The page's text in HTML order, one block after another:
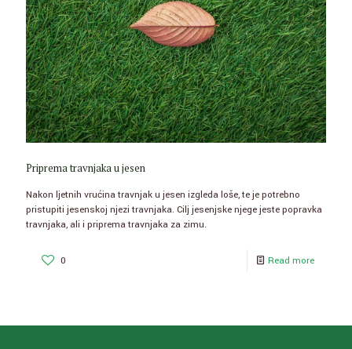
Priprema travnjaka u jesen
Nakon ljetnih vrućina travnjak u jesen izgleda loše, te je potrebno
pristupiti jesenskoj njezi travnjaka. Cilj jesenjske njege jeste popravka
travnjaka, ali i priprema travnjaka za zimu.
0 Read more